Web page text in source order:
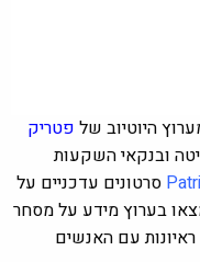
פטריק
ובנקאי השקעות
סרטונים עדכניים על
בערוץ מידע על מסחר
עם האנשים